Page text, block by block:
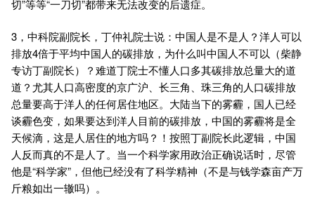
切”等等“一刀切”都带来无法改变的后遗症。
3，中科院副院长，丁仲礼院士说：中国人是不是人？洋人可以
排放4倍于平均中国人的碳排放，为什么叫中国人不可以（柴静
专访丁副院长）？难道丁院士不懂人口多其碳排放总量大的道
道？尤其人口高密度的京广沪、长三角、珠三角的人口碳排放
总量要高于洋人的任何居住地区。大陆当下的雾霾，国人已经
谈霾色变，如果要达到洋人目前的碳排放，中国的雾霾将是全
天候滴，这是人居住的地方吗？！按照丁副院长此逻辑，中国
人反而真的不是人了。当一个科学家用政治正确说话时，尽管
他是“科学家”，但他已经没有了科学精神（不是与钱学森亩产万
斤粮如出一辙吗）。